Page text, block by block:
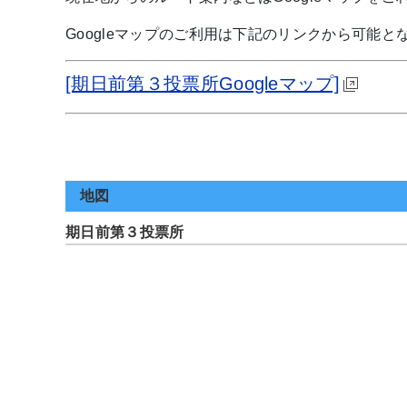
Googleマップのご利用は下記のリンクから可能と
[期日前第３投票所Googleマップ]
地図
期日前第３投票所